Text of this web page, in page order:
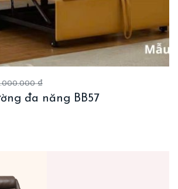
₫
đa năng BB57